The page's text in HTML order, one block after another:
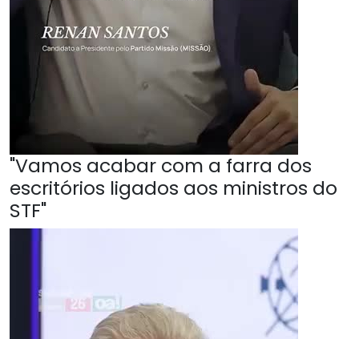
"Vamos acabar com a farra dos
escritórios ligados aos ministros do
STF"